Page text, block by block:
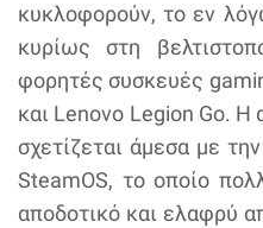
κυκλοφορούν, το εν
κυρίως στη
φορητές συσκευές
και Lenovo Legion Go. Η
σχετίζεται άμεσα με
SteamOS, το οποίο
αποδοτικό και ελαφρύ